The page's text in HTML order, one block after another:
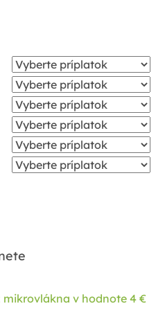
mikrovlákna v hodnote 4 €